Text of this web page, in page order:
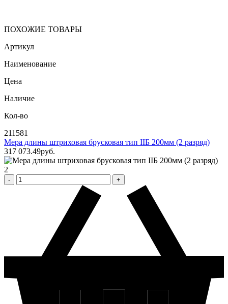
ПОХОЖИЕ ТОВАРЫ
Артикул
Наименование
Цена
Наличие
Кол-во
211581
Мера длины штриховая брусковая тип IIБ 200мм (2 разряд)
317 073.49pуб.
2